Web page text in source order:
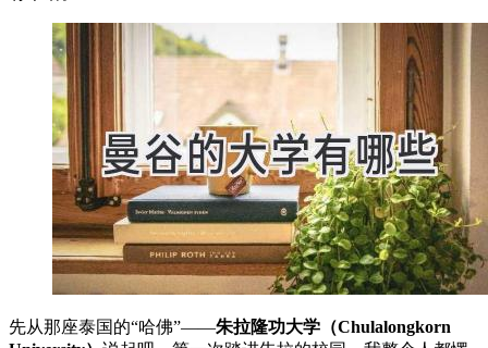
先从那座泰国的“哈佛”——朱拉隆功大学（Chulalongkorn